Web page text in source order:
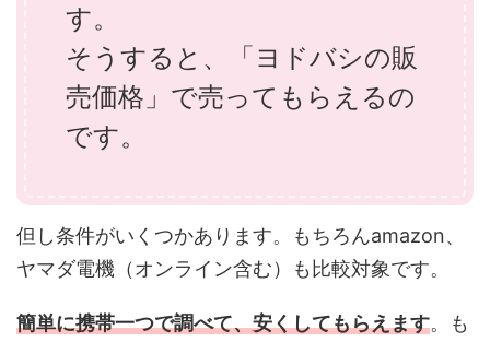
す。
そうすると、「ヨドバシの販
売価格」で売ってもらえるの
です。
但し条件がいくつかあります。もちろんamazon、
ヤマダ電機（オンライン含む）も比較対象です。
簡単に携帯一つで調べて、安くしてもらえます。も